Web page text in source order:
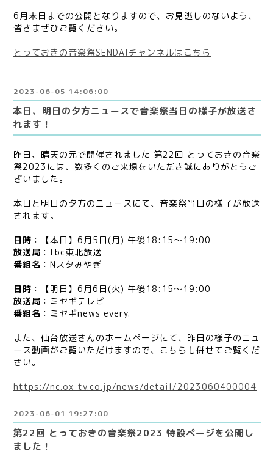
6月末日までの公開となりますので、お見逃しのないよう、
皆さまぜひご覧ください。
とっておきの音楽祭SENDAIチャンネルはこちら
2023-06-05 14:06:00
本日、明日の夕方ニュースで音楽祭当日の様子が放送さ
れます！
昨日、晴天の元で開催されました 第22回 とっておきの音楽
祭2023には、数多くのご来場をいただき誠にありがとうご
ざいました。
本日と明日の夕方のニュースにて、音楽祭当日の様子が放送
されます。
日時 ：【本日】6月5日(月) 午後18:15～19:00
放送局 ：tbc東北放送
番組名 ：Nスタみやぎ
日時 ：【明日】6月6日(火) 午後18:15～19:00
放送局 ：ミヤギテレビ
番組名 ：ミヤギnews every.
また、仙台放送さんのホームページにて、昨日の様子のニュ
ース動画がご覧いただけますので、こちらも併せてご覧くだ
さい。
https://nc.ox-tv.co.jp/news/detail/2023060400004
2023-06-01 19:27:00
第22回 とっておきの音楽祭2023 特設ページを公開し
ました！